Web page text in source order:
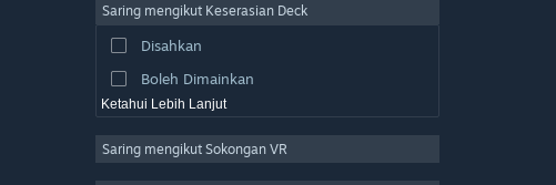
Video Production
Photo Editing
Saring mengikut Keserasian Deck
Disahkan
Boleh Dimainkan
Ketahui Lebih Lanjut
Saring mengikut Sokongan VR